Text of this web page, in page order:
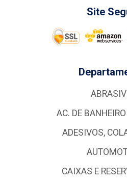
Site
AC. DE
ADESIVOS,
CAIXAS E